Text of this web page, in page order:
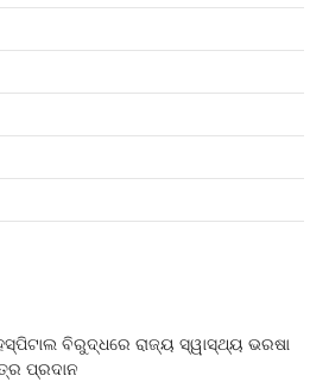
ବିରୁଦ୍ଧରେ ରାଜ୍ୟ ସ୍ୱାସ୍ଥ୍ୟ ଭରଷା
ପ୍ରଦାନ